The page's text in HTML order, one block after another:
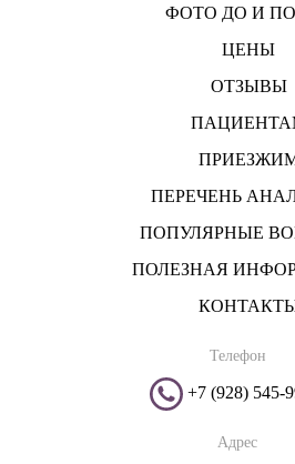
ФОТО ДО И
ЦЕНЫ
ОТЗЫВЫ
ПЕРЕЧЕНЬ
ПОПУЛЯРНЫЕ
ПОЛЕЗНАЯ
Телефон
+7 (928) 545-
Адрес